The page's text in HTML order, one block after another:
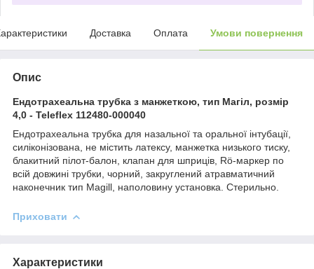
Доставка Оплата Умови повернення
Опис
Ендотрахеальна трубка з манжеткою, тип Магіл, розмір
4,0 - Teleflex 112480-000040
Ендотрахеальна трубка для назальної та оральної інтубації,
силіконізована, не містить латексу, манжетка низького тиску,
блакитний пілот-балон, клапан для шприців, Rö-маркер по
всій довжині трубки, чорний, закруглений атравматичний
наконечник тип Magill, наполовину установка. Стерильно.
Приховати
Характеристики